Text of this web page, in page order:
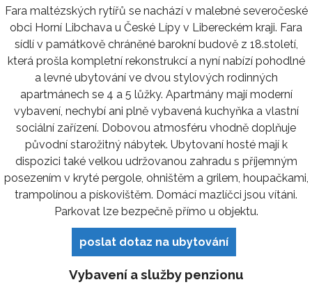
Fara maltézských rytířů se nachází v malebné severočeské
obci Horní Libchava u České Lípy v Libereckém kraji. Fara
sídlí v památkově chráněné barokní budově z 18.století,
která prošla kompletní rekonstrukcí a nyní nabízí pohodlné
a levné ubytování ve dvou stylových rodinných
apartmánech se 4 a 5 lůžky. Apartmány mají moderní
vybavení, nechybí ani plně vybavená kuchyňka a vlastní
sociální zařízení. Dobovou atmosféru vhodně doplňuje
původní starožitný nábytek. Ubytovaní hosté mají k
dispozici také velkou udržovanou zahradu s příjemným
posezením v kryté pergole, ohništěm a grilem, houpačkami,
trampolínou a pískovištěm. Domácí mazlíčci jsou vítáni.
Parkovat lze bezpečně přímo u objektu.
poslat dotaz na ubytování
Vybavení a služby penzionu